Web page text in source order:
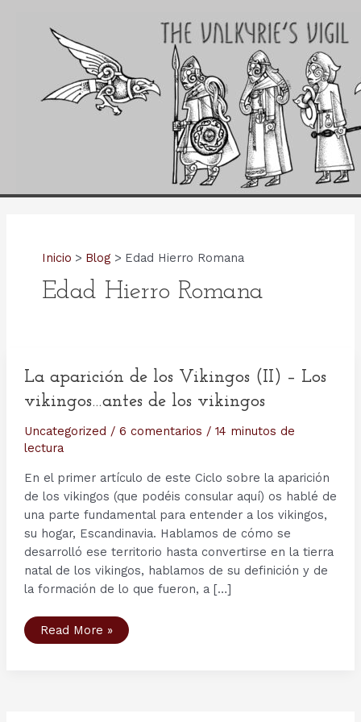
Inicio Blog Edad Hierro Romana
Edad Hierro Romana
La aparición de los Vikingos (II) – Los
vikingos…antes de los vikingos
Uncategorized / 6 comentarios / 14 minutos de
lectura
En el primer artículo de este Ciclo sobre la aparición
de los vikingos (que podéis consular aquí) os hablé de
una parte fundamental para entender a los vikingos,
su hogar, Escandinavia. Hablamos de cómo se
desarrolló ese territorio hasta convertirse en la tierra
natal de los vikingos, hablamos de su definición y de
la formación de lo que fueron, a […]
La
aparición
Read More »